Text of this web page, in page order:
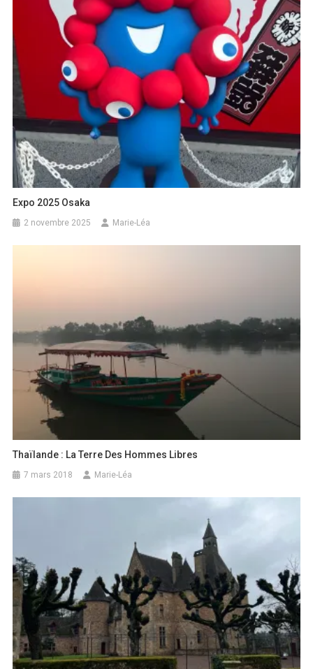
Expo 2025 Osaka
2 novembre 2025 Marie-Léa
Thaïlande : La Terre Des Hommes Libres
7 mars 2018 Marie-Léa